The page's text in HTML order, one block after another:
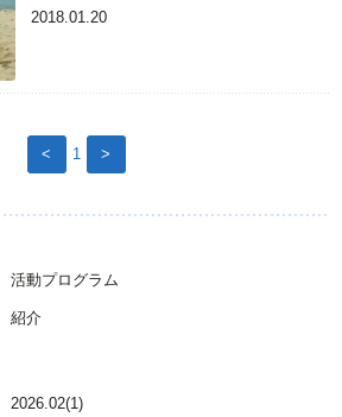
2018.01.20
< 1 >
活動プログラム
紹介
2026.02(1)